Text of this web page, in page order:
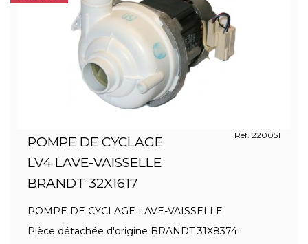
POMPE DE CYCLAGE
LV4 LAVE-VAISSELLE
BRANDT 32X1617
Ref. 220051
POMPE DE CYCLAGE LAVE-VAISSELLE
Pièce détachée d'origine BRANDT 31X8374